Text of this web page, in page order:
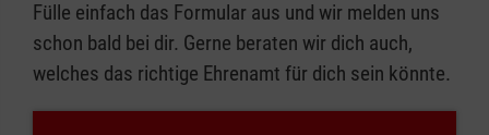
Fülle einfach das Formular aus und wir melden uns
schon bald bei dir. Gerne beraten wir dich auch,
welches das richtige Ehrenamt für dich sein könnte.